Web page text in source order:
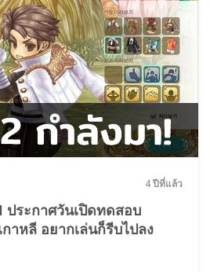
4 ปีที่แล้ว
ประกาศวันเปิดทดสอบ
กาหลี อยากเล่นก็รีบไปลง